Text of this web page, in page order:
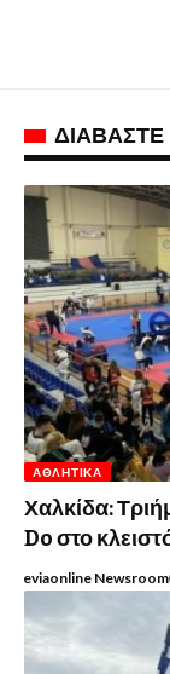
ΑΘΛΗΤΙΚΆ
Χαλκίδα:
Do στο
eviaonline Newsroom